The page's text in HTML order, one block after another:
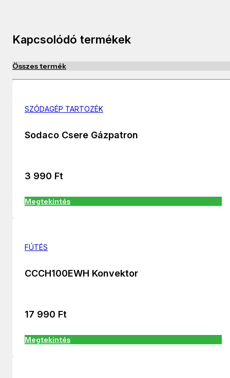
Kapcsolódó termékek
Összes termék
SZÓDAGÉP TARTOZÉK
Sodaco Csere Gázpatron
3 990 Ft
Megtekintés
FÚTÉS
CCCH100EWH Konvektor
17 990 Ft
Megtekintés